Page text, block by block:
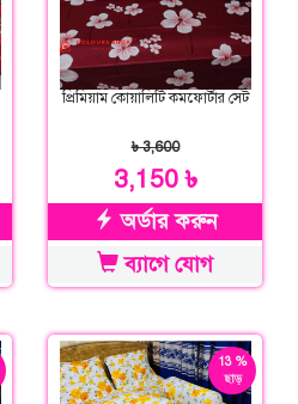
প্রিমিয়াম কোয়ালিটি কমফোর্টার সেট
৳ 3,600
3,150 ৳
অর্ডার করুন
ব্যাগে যোগ
13 %
ছাড়